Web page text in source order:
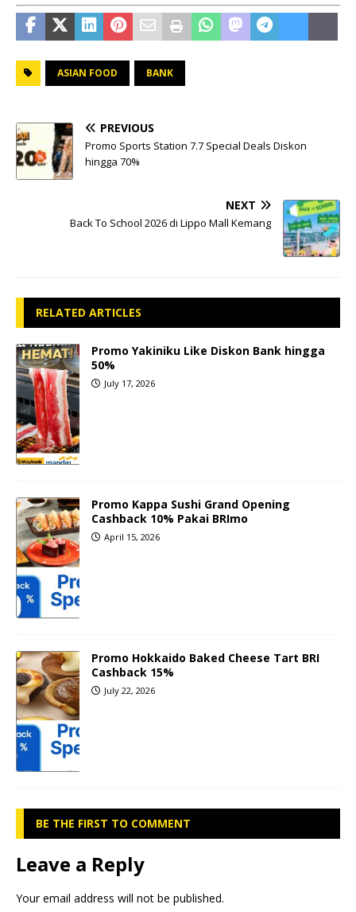
ASIAN FOOD BANK
PREVIOUS
Promo Sports Station 7.7 Special Deals Diskon
hingga 70%
NEXT
Back To School 2026 di Lippo Mall Kemang
RELATED ARTICLES
Promo Yakiniku Like Diskon Bank hingga
50%
July 17, 2026
Promo Kappa Sushi Grand Opening
Cashback 10% Pakai BRImo
April 15, 2026
Promo Hokkaido Baked Cheese Tart BRI
Cashback 15%
July 22, 2026
BE THE FIRST TO COMMENT
Leave a Reply
Your email address will not be published.